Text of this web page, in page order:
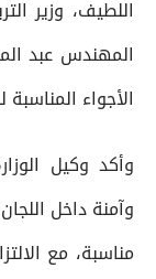
اللطيف، وزير
المهندس عبد
الأجواء
وأكد وكيل
وآمنة داخل
مناسبة، مع